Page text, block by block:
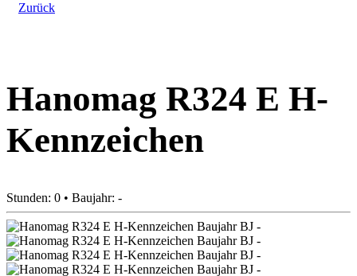
Zurück
Hanomag R324 E H-
Kennzeichen
Stunden: 0 • Baujahr: -